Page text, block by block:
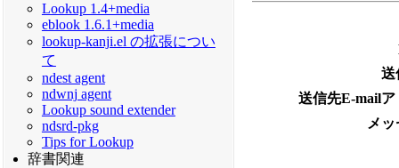
Lookup 1.4+media
eblook 1.6.1+media
lookup-kanji.el の拡張につい
て
ndest agent
ndwnj agent
Lookup sound extender
ndsrd-pkg
Tips for Lookup
辞書関連
送
送信先E-mail
メ